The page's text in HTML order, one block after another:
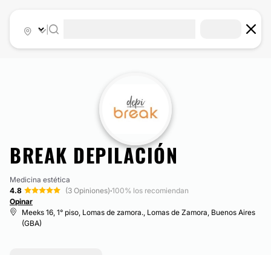
BREAK DEPILACIÓN
Medicina estética
4.8
(3 Opiniones)·100% los recomiendan
Opinar
Meeks 16, 1° piso, Lomas de zamora., Lomas de Zamora, Buenos Aires
(GBA)